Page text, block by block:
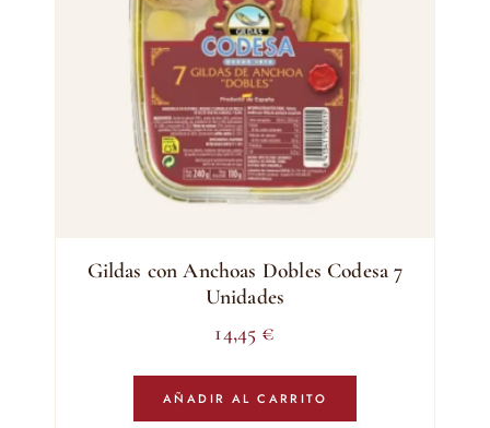
Gildas con Anchoas Dobles Codesa 7
Unidades
14,45 €
AÑADIR AL CARRITO